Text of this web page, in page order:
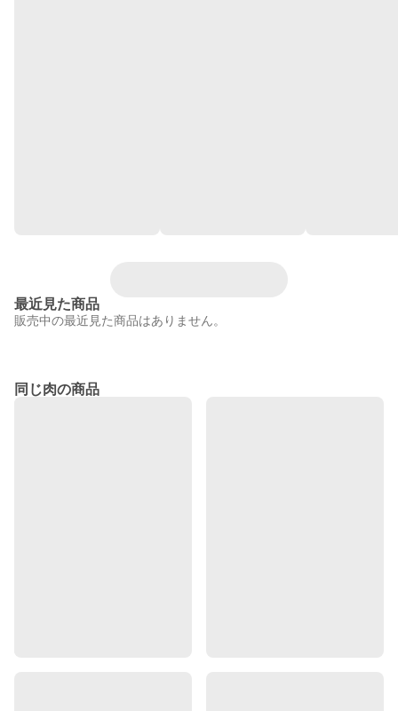
最近見た商品
販売中の最近見た商品はありません。
同じ肉の商品